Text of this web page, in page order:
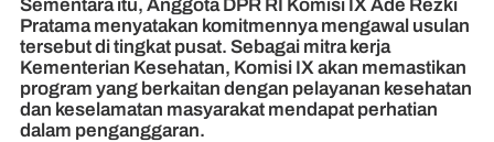
Sementara itu, Anggota DPR RI Komisi IX Ade Rezki
Pratama menyatakan komitmennya mengawal usulan
tersebut di tingkat pusat. Sebagai mitra kerja
Kementerian Kesehatan, Komisi IX akan memastikan
program yang berkaitan dengan pelayanan kesehatan
dan keselamatan masyarakat mendapat perhatian
dalam penganggaran.